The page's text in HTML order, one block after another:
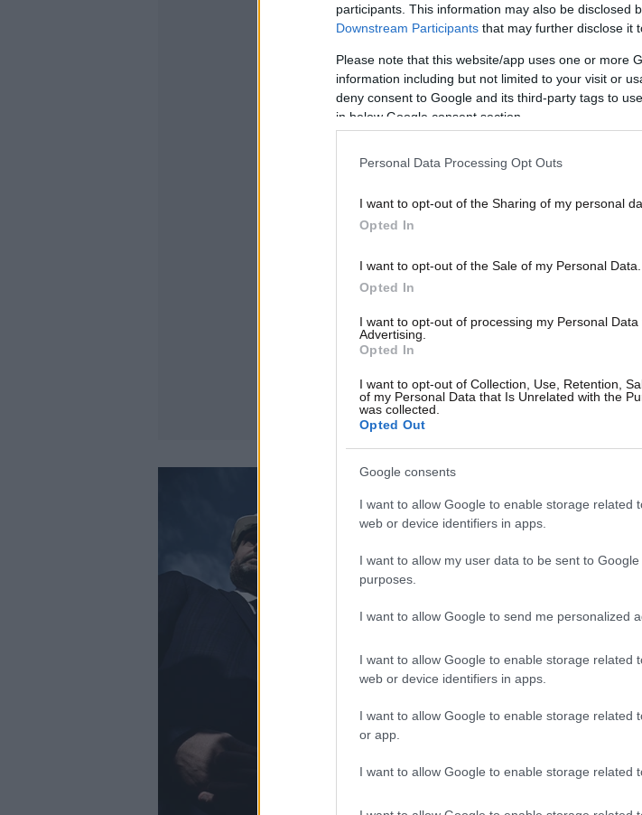
participants. This information may also be disclosed
Downstream Participants that may further disclose it
Please note that this website/app uses one or more
information including but not limited to your visit or
deny consent to Google and its third-party tags to
in below Google consent section.
Personal Data Processing Opt Outs
I want to opt-out of the Sharing of my personal
Opted In
I want to opt-out of the Sale of my Personal Data.
Opted In
I want to opt-out of processing my Personal Data
Advertising.
Opted In
I want to opt-out of Collection, Use, Retention,
of my Personal Data that Is Unrelated with the
was collected.
Opted Out
Google consents
I want to allow Google to enable storage related
web or device identifiers in apps.
I want to allow my user data to be sent to
purposes.
I want to allow Google to send me personalized
I want to allow Google to enable storage related
web or device identifiers in apps.
I want to allow Google to enable storage related
or app.
I want to allow Google to enable storage related